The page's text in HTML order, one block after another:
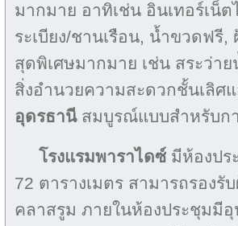
มากมาย อาทิเช่น อินเทอร์เน็
ระเบียง/ชานเรือน, น้ำขวดฟรี
สุดพิเศษมากมาย เช่น สระว่า
สิ่งอำนวยความสะดวกชั้นเลิศ
อุดรธานีสมบูรณ์แบบสำหรับก
โรงแรมพาราไดซ์ มีห้องปร
72 ตารางเมตร สามารถรอง
คลาสรูม ภายในห้องประชุมมีอุ